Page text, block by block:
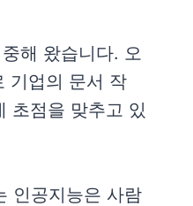
해 왔습니다. 오
기업의 문서 작
초점을 맞추고 있
인공지능은 사람